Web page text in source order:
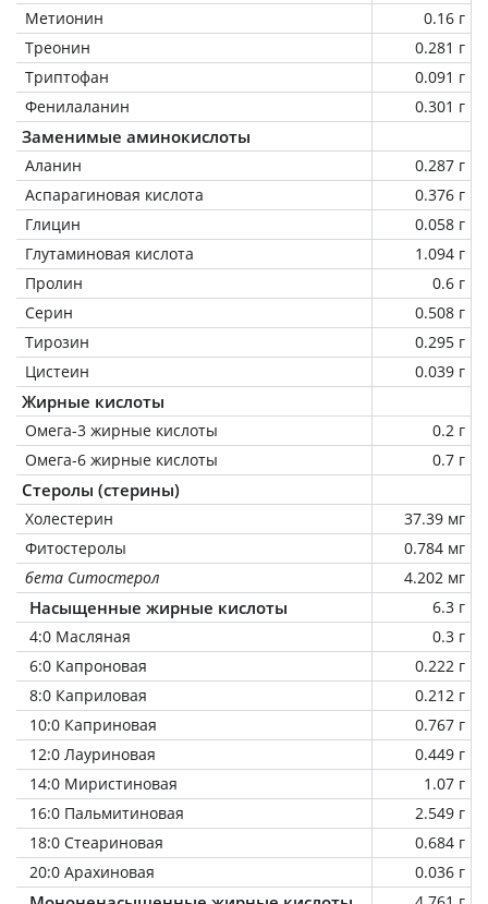
Метионин
0.16 г
Треонин
0.281 г
Триптофан
0.091 г
Фенилаланин
0.301 г
Заменимые аминокислоты
Аланин
0.287 г
Аспарагиновая кислота
0.376 г
Глицин
0.058 г
Глутаминовая кислота
1.094 г
Пролин
0.6 г
Серин
0.508 г
Тирозин
0.295 г
Цистеин
0.039 г
Жирные кислоты
Омега-3 жирные кислоты
0.2 г
Омега-6 жирные кислоты
0.7 г
Стеролы (стерины)
Холестерин
37.39 мг
Фитостеролы
0.784 мг
бета Ситостерол
4.202 мг
Насыщенные жирные кислоты
6.3 г
4:0 Масляная
0.3 г
6:0 Капроновая
0.222 г
8:0 Каприловая
0.212 г
10:0 Каприновая
0.767 г
12:0 Лауриновая
0.449 г
14:0 Миристиновая
1.07 г
16:0 Пальмитиновая
2.549 г
18:0 Стеариновая
0.684 г
20:0 Арахиновая
0.036 г